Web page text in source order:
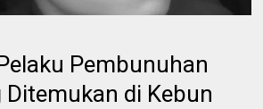
Pembunuhan
di Kebun